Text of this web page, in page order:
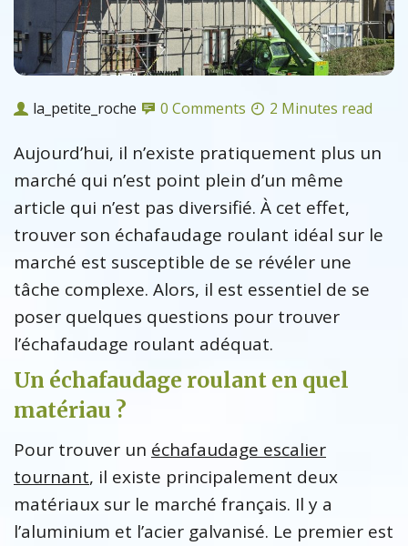
la_petite_roche 0 Comments 2 Minutes read
Aujourd’hui, il n’existe pratiquement plus un
marché qui n’est point plein d’un même
article qui n’est pas diversifié. À cet effet,
trouver son échafaudage roulant idéal sur le
marché est susceptible de se révéler une
tâche complexe. Alors, il est essentiel de se
poser quelques questions pour trouver
l’échafaudage roulant adéquat.
Un échafaudage roulant en quel
matériau ?
Pour trouver un échafaudage escalier
tournant, il existe principalement deux
matériaux sur le marché français. Il y a
l’aluminium et l’acier galvanisé. Le premier est